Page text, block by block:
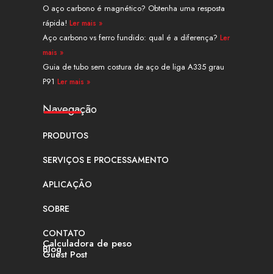
O aço carbono é magnético? Obtenha uma resposta
rápida! Ler mais »
Aço carbono vs ferro fundido: qual é a diferença? Ler
mais »
Guia de tubo sem costura de aço de liga A335 grau
P91 Ler mais »
Navegação
PRODUTOS
SERVIÇOS E PROCESSAMENTO
APLICAÇÃO
SOBRE
CONTATO
Calculadora de peso
Blog
Guest Post